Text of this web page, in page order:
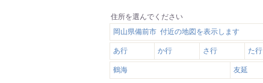
住所を選んでください
岡山県備前市 付近の地図を表示します
あ行 か行 さ行 た行
鶴海 友延